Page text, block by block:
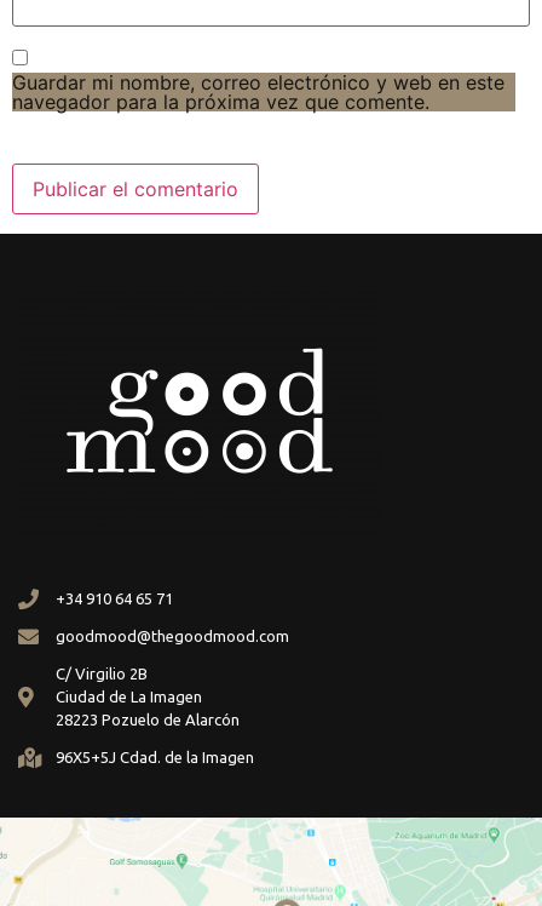
Guardar mi nombre, correo electrónico y web en este
navegador para la próxima vez que comente.
+34 910 64 65 71
goodmood@thegoodmood.com
C/ Virgilio 2B
Ciudad de La Imagen
28223 Pozuelo de Alarcón
96X5+5J Cdad. de la Imagen